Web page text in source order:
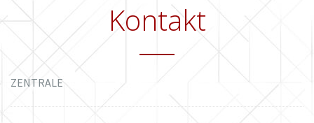
Kontakt
ZENTRALE